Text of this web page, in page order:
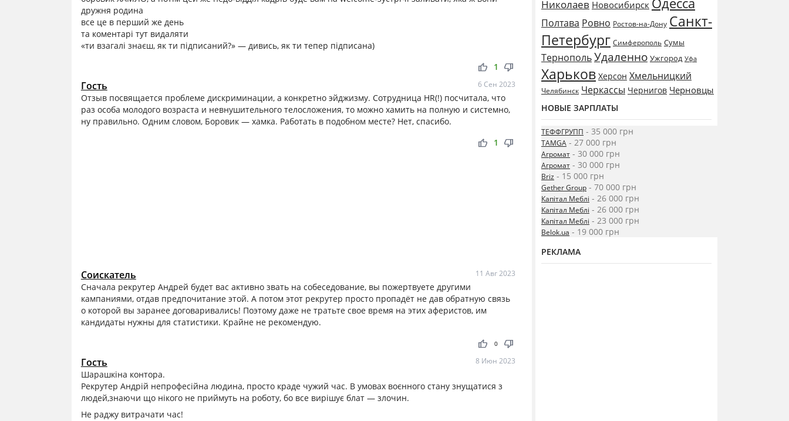
дружня родина
все це в перший же день
та коментарі тут видаляти
«ти взагалі знаєш, як ти підписаний?» — дивись, як ти тепер підписана)
thumb_up thumb_down
1
Гость 6 Сен 2023
Отзыв посвящается проблеме дискриминации, а конкретно эйджизму. Сотрудница HR(!) посчитала, что
раз особа молодого возраста и невнушительного телосложения, то можно хамить на полную и системно,
ну правильно. Одним словом, Боровик — хамка. Работать в подобном месте? Нет, спасибо.
thumb_up thumb_down
1
Соискатель 11 Авг 2023
Сначала рекрутер Андрей будет вас активно звать на собеседование, вы пожертвуете другими
кампаниями, отдав предпочитание этой. А потом этот рекрутер просто пропадёт не дав обратную связь
о которой вы заранее договаривались! Поэтому даже не тратьте свое время на этих аферистов, им
кандидаты нужны для статистики. Крайне не рекомендую.
thumb_up thumb_down
0
Гость 8 Июн 2023
Шарашкіна контора.
Рекрутер Андрій непрофесійна людина, просто краде чужий час. В умовах воєнного стану знущатися з
людей,знаючи що нікого не приймуть на роботу, бо все вирішує блат — злочин.
Не раджу витрачати час!
Николаев Новосибирск
Полтава Ровно Ростов-на-Дону Санкт-
Петербург Симферополь Сумы
ТернопольУдаленно Ужгород Уфа
Харьков Херсон Хмельницкий
Челябинск Черкассы Чернигов Черновцы
НОВЫЕ ЗАРПЛАТЫ
ТЕФФГРУПП - 35 000 грн
TAMGA - 27 000 грн
Агромат - 30 000 грн
Агромат - 30 000 грн
Briz - 15 000 грн
Gether Group - 70 000 грн
Капітал Меблі - 26 000 грн
Капітал Меблі - 26 000 грн
Капітал Меблі - 23 000 грн
Belok.ua - 19 000 грн
РЕКЛАМА